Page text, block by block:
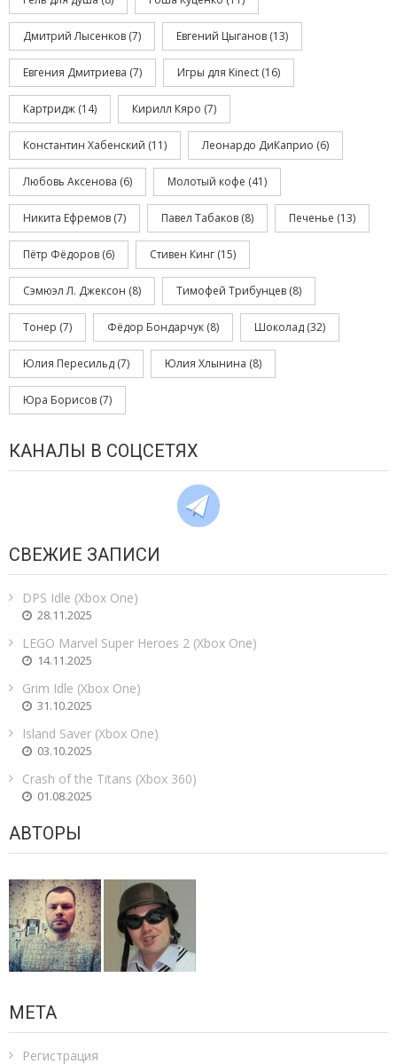
Дмитрий Лысенков (7) Евгений Цыганов (13)
Евгения Дмитриева (7) Игры для Kinect (16)
Картридж (14) Кирилл Кяро (7)
Константин Хабенский (11) Леонардо ДиКаприо (6)
Любовь Аксенова (6) Молотый кофе (41)
Никита Ефремов (7) Павел Табаков (8) Печенье (13)
Пётр Фёдоров (6) Стивен Кинг (15)
Сэмюэл Л. Джексон (8) Тимофей Трибунцев (8)
Тонер (7) Фёдор Бондарчук (8) Шоколад (32)
Юлия Пересильд (7) Юлия Хлынина (8)
Юра Борисов (7)
КАНАЛЫ В СОЦСЕТЯХ
СВЕЖИЕ ЗАПИСИ
DPS Idle (Xbox One)
28.11.2025
LEGO Marvel Super Heroes 2 (Xbox One)
14.11.2025
Grim Idle (Xbox One)
31.10.2025
Island Saver (Xbox One)
03.10.2025
Crash of the Titans (Xbox 360)
01.08.2025
АВТОРЫ
МЕТА
Регистрация